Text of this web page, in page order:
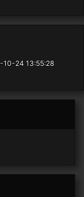
10-24 13:55:28